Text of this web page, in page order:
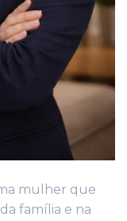
mulher que
família e na